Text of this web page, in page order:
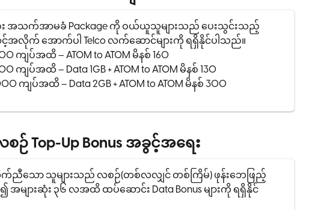
း အသက်အာမခံ Package ကို ဝယ်ယူသူများသည် ပေးသွင်းသည့်
င့်အလိုက် အောက်ပါ Telco လက်ဆောင်များကို ရရှိနိုင်ပါသည်။
ကျပ်အထိ – ATOM to ATOM မိနစ် 160
ကျပ်အထိ – Data 1GB + ATOM to ATOM မိနစ် 130
ကျပ်အထိ – Data 2GB + ATOM to ATOM မိနစ် 300
ဉ် Top-Up Bonus အခွင့်အရေး
သော သူများသည် လစဉ်(တစ်လလျှင် တစ်ကြိမ်) ဖုန်းဘေဖြည့်
များဆုံး ၃၆ လအထိ ထပ်ဆောင်း Data Bonus များကို ရရှိနိုင်